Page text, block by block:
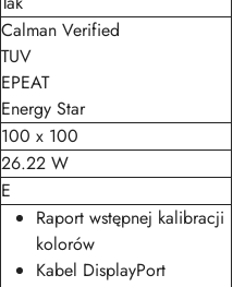
Calman Verified
TUV
EPEAT
Energy Star
100 x 100
26.22 W
E
Raport wstępnej kalibracji
kolorów
Kabel DisplayPort